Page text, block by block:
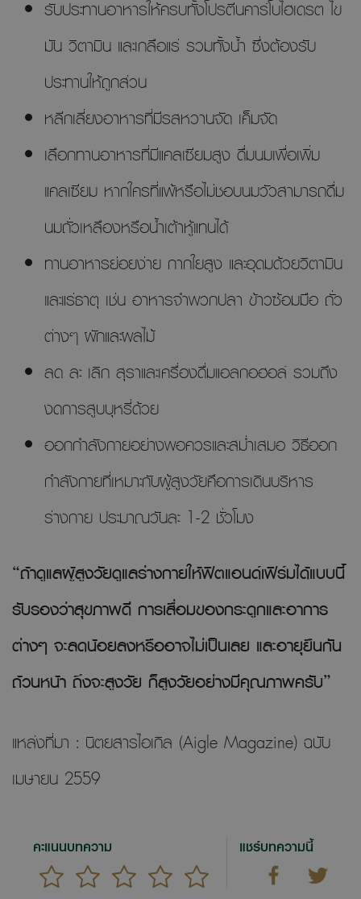
รับประทานอาหารให้ครบทั้งโปรตีนคาร์โบไฮเดรต ไข
มัน วิตามิน และเกลือแร่ รวมทั้งนํ้า ซึ่งต้องรับ
ประทานให้ถูกส่วน
หลีกเลี่ยงอาหารที่มีรสหวานจัด เค็มจัด
เลือกทานอาหารที่มีแคลเซียมสูง ดื่มนมเพื่อเพิ่ม
แคลเซียม หากใครที่แพ้หรือไม่ชอบนมวัวสามารถดื่ม
นมถั่วเหลืองหรือนํ้าเต้าหู้แทนได้
ทานอาหารย่อยง่าย กากใยสูง และอุดมด้วยวิตามิน
และแร่ธาตุ เช่น อาหารจำพวกปลา ข้าวซ้อมมือ ถั่ว
ต่างๆ ผักและผลไม้
ลด ละ เลิก สุราและเครื่องดื่มแอลกอฮอล์ รวมถึง
งดการสูบบุหรี่ด้วย
ออกกำลังกายอย่างพอควรและสมํ่าเสมอ วิธีออก
กำลังกายที่เหมาะกับผู้สูงวัยคือการเดินบริหาร
ร่างกาย ประมาณวันละ 1-2 ชั่วโมง
“ถ้าดูแลผู้สูงวัยดูแลร่างกายให้ฟิตแอนด์เฟิร์มได้แบบนี้
รับรองว่าสุขภาพดี การเสื่อมของกระดูกและอาการ
ต่างๆ จะลดน้อยลงหรืออาจไม่เป็นเลย และอายุยืนกัน
ถ้วนหน้า ถึงจะสูงวัย ก็สูงวัยอย่างมีคุณภาพครับ”
แหล่งที่มา : นิตยสารไอเกิล (Aigle Magazine) ฉบับ
เมษายน 2559
คะแนนบทความ แชร์บทความนี้